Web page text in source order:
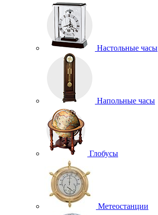
Настольные часы
Напольные часы
Глобусы
Метеостанции